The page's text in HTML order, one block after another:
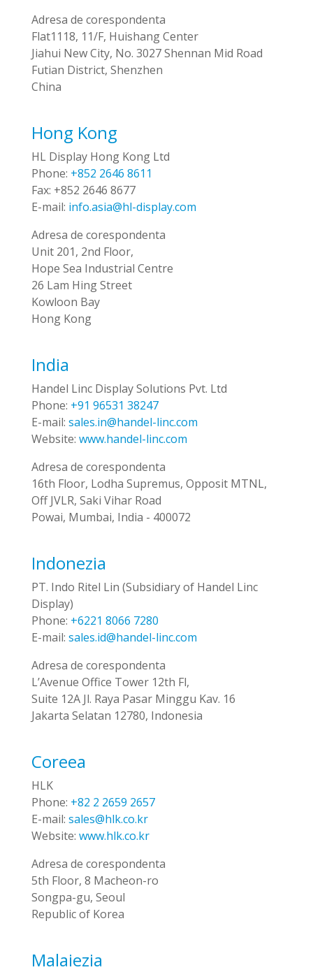
Adresa de corespondenta
Flat1118, 11/F, Huishang Center
Jiahui New City, No. 3027 Shennan Mid Road
Futian District, Shenzhen
China
Hong Kong
HL Display Hong Kong Ltd
Phone: +852 2646 8611
Fax: +852 2646 8677
E-mail: info.asia@hl-display.com
Adresa de corespondenta
Unit 201, 2nd Floor,
Hope Sea Industrial Centre
26 Lam Hing Street
Kowloon Bay
Hong Kong
India
Handel Linc Display Solutions Pvt. Ltd
Phone: +91 96531 38247
E-mail: sales.in@handel-linc.com
Website: www.handel-linc.com
Adresa de corespondenta
16th Floor, Lodha Supremus, Opposit MTNL,
Off JVLR, Saki Vihar Road
Powai, Mumbai, India - 400072
Indonezia
PT. Indo Ritel Lin (Subsidiary of Handel Linc
Display)
Phone: +6221 8066 7280
E-mail: sales.id@handel-linc.com
Adresa de corespondenta
L’Avenue Office Tower 12th Fl,
Suite 12A Jl. Raya Pasar Minggu Kav. 16
Jakarta Selatan 12780, Indonesia
Coreea
HLK
Phone: +82 2 2659 2657
E-mail: sales@hlk.co.kr
Website: www.hlk.co.kr
Adresa de corespondenta
5th Floor, 8 Macheon-ro
Songpa-gu, Seoul
Republic of Korea
Malaiezia